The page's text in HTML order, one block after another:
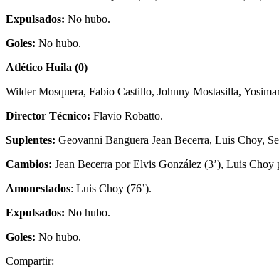
Expulsados: No hubo.
Goles: No hubo.
Atlético Huila (0)
Wilder Mosquera, Fabio Castillo, Johnny Mostasilla,
Director Técnico: Flavio Robatto.
Suplentes: Geovanni Banguera Jean Becerra, Luis Choy,
Cambios: Jean Becerra por Elvis González (3’), Luis
Amonestados: Luis Choy (76’).
Expulsados: No hubo.
Goles: No hubo.
Compartir: